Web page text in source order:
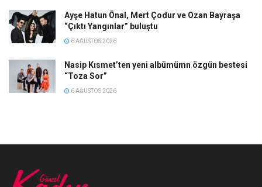
Ayşe Hatun Önal, Mert Çodur ve Ozan Bayraşa
“Çıktı Yangınlar” buluştu
6 AĞUSTOS 2026
Nasip Kısmet’ten yeni albümümn özgün bestesi
“Toza Sor”
6 AĞUSTOS 2026